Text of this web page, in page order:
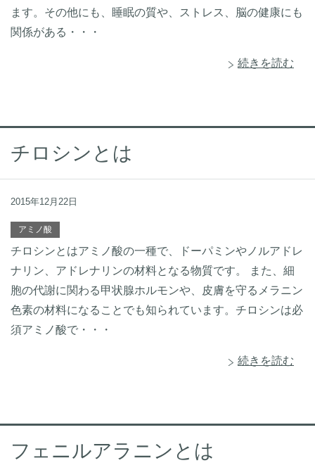
ます。その他にも、睡眠の質や、ストレス、脳の健康にも
関係がある・・・
続きを読む
チロシンとは
2015年12月22日
アミノ酸
チロシンとはアミノ酸の一種で、ドーパミンやノルアドレ
ナリン、アドレナリンの材料となる物質です。 また、細
胞の代謝に関わる甲状腺ホルモンや、皮膚を守るメラニン
色素の材料になることでも知られています。チロシンは必
須アミノ酸で・・・
続きを読む
フェニルアラニンとは